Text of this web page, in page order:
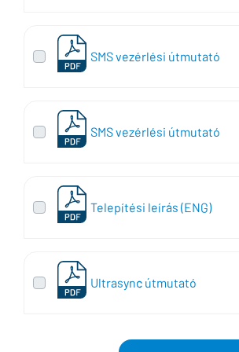
SMS vezérlési útmutató
SMS vezérlési útmutató
Telepítési leírás (ENG)
Ultrasync útmutató